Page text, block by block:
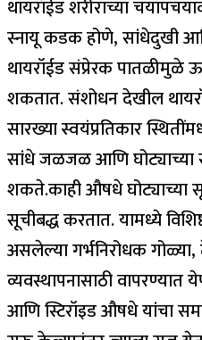
थायरॉईड शरीराच्या
स्नायू कडक होणे, सांधेदुखी
थायरॉईड संप्रेरक पातळीमुळे
शकतात. संशोधन देखील
सारख्या स्वयंप्रतिकार
सांधे जळजळ आणि
शकते.काही औषधे घोट्याच्या
सूचीबद्ध करतात. यामध्ये
असलेल्या गर्भनिरोधक गोळ्या,
व्यवस्थापनासाठी
आणि स्टिरॉइड औषधे यांचा